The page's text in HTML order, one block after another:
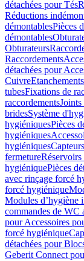
détachées pour Tés
Réductions
démontablesPièces
démontables
Obturateurs
Raccordements
détachées pour
Cuivre
tubesFixations de
raccordementsJoints
bridesSystème
hygiéniquesPièces
hygiéniques
hygiéniquesCapteurs
fermeture
hygiéniquePièces
avec rinçage forcé
forcé hygiénique
Modules d’hygiène
commandes de WC
pour Accessoires
forcé hygiénique
détachées pour
Geberit Connect